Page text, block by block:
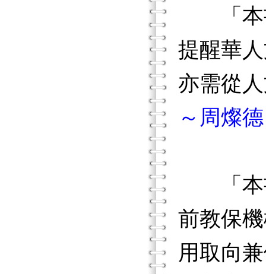
「本書
提醒華
亦需從
～周燦
「本書
前教保
用取向